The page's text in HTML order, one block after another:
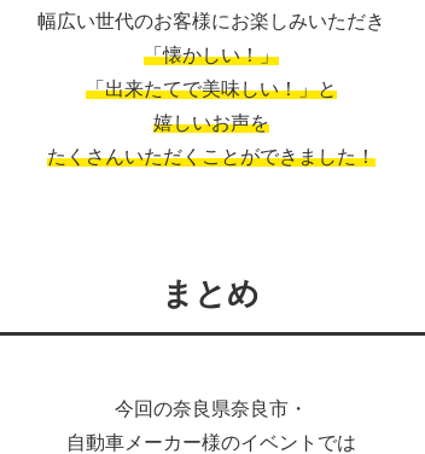
幅広い世代のお客様にお楽しみいただき
「懐かしい！」
「出来たてで美味しい！」と
嬉しいお声を
たくさんいただくことができました！
まとめ
今回の奈良県奈良市・
自動車メーカー様のイベントでは